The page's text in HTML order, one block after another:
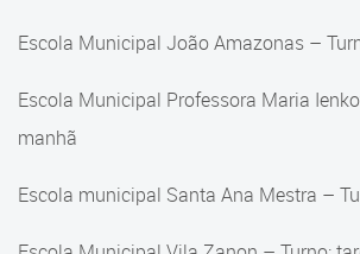
Escola Municipal João Amazonas –
Escola Municipal Professora Maria
manhã
Escola municipal Santa Ana Mestra –